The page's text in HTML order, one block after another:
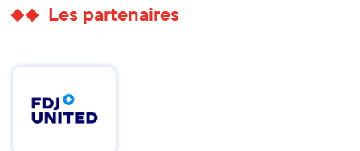
Les partenaires